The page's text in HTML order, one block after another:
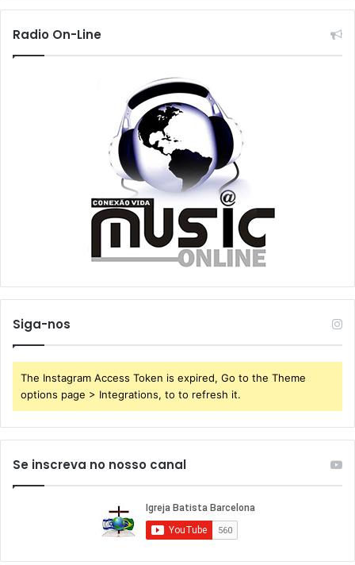
Radio On-Line
Siga-nos
The Instagram Access Token is expired, Go to the Theme
options page > Integrations, to to refresh it.
Se inscreva no nosso canal